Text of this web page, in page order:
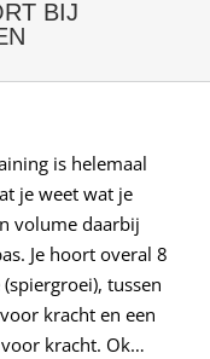
BIJ
is helemaal
je weet wat je
volume daarbij
Je hoort overal 8
tussen
kracht en een
kracht. Ok…